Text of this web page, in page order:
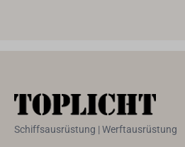
Schiffsausrüstung | Werftausrüstung